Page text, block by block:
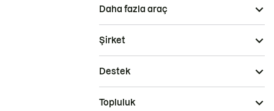
Daha fazla araç
Şirket
Destek
Topluluk